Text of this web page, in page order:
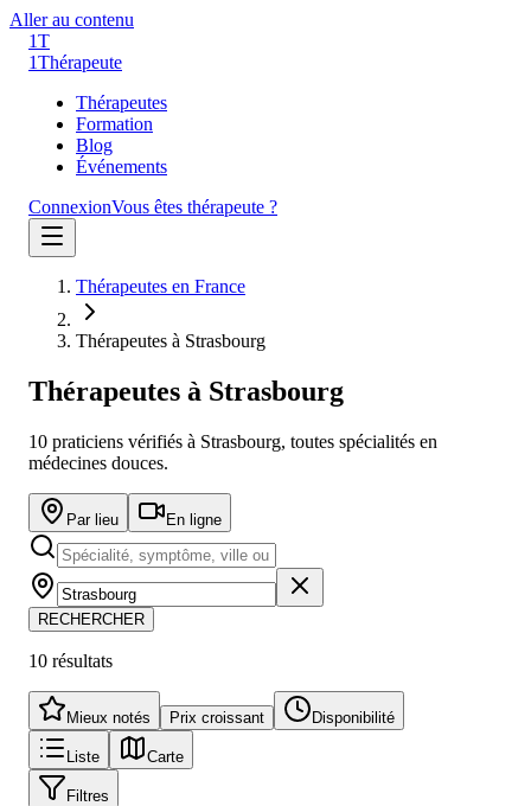
Aller au contenu
1T
1Thérapeute
Thérapeutes
Formation
Blog
Événements
ConnexionVous êtes thérapeute ?
Thérapeutes en France
Thérapeutes à Strasbourg
Thérapeutes à Strasbourg
10 praticiens vérifiés à Strasbourg, toutes spécialités en
médecines douces.
Par lieu En ligne
RECHERCHER
10 résultats
Mieux notés Prix croissant Disponibilité
Liste Carte
Filtres